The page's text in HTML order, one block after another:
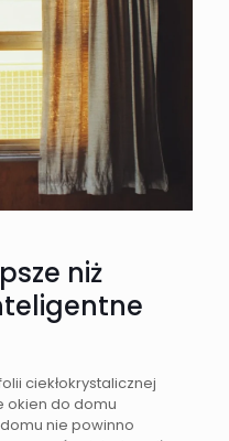
niż
ciekłokrystalicznej
okien do domu
nie powinno